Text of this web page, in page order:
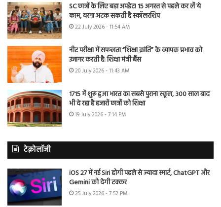
SC छात्रों के लिए बड़ा अपडेट! 15 अगस्त से पहले कर लें ये
काम, वरना अटक सकती है स्कॉलरशिप
22 July 2026 - 11:54 AM
नीट परीक्षा में सफलता “शिक्षा क्रांति” के व्यापक प्रभाव को
उजागर करती है: शिक्षा मंत्री बैंस
20 July 2026 - 11:43 AM
1715 में शुरू हुआ भारत का सबसे पुराना स्कूल, 300 साल बाद
भी दे रहा है हजारों छात्रों को शिक्षा
19 July 2026 - 7:14 PM
टेक्नोलॉजी
iOS 27 में नई Siri होगी पहले से ज्यादा स्मार्ट, ChatGPT और
Gemini को देगी टक्कर
25 July 2026 - 7:52 PM